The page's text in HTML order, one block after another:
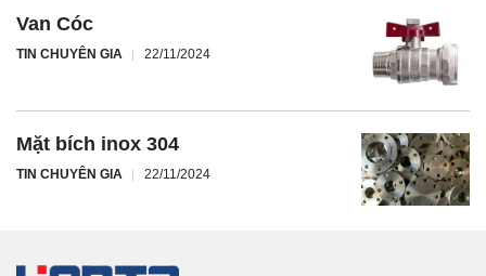
Van Cóc
TIN CHUYÊN GIA 22/11/2024
Mặt bích inox 304
TIN CHUYÊN GIA 22/11/2024